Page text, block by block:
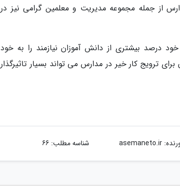
از جمله مجموعه مدیریت و معلمین گرامی نیز در
درصد بیشتری از دانش آموزان نیازمند را به خود
ترویج کار خیر در مدارس می تواند بسیار تاثیرگذار
asemaneto.ir شناسه مطلب: 66